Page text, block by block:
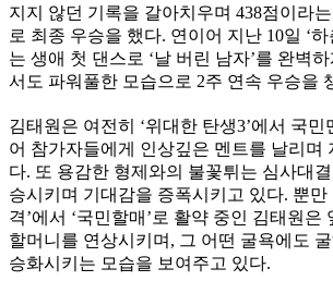
지지 않던 기록을 갈아치우며 438점이라
로 최종 우승을 했다. 연이어 지난 10일 ‘하
는 생애 첫 댄스로 ‘날 버린 남자’를 완벽
서도 파워풀한 모습으로 2주 연속 우승을
김태원은 여전히 ‘위대한 탄생3’에서 국민
어 참가자들에게 인상깊은 멘트를 날리며
다. 또 용감한 형제와의 불꽃튀는 심사대
승시키며 기대감을 증폭시키고 있다. 뿐만
격’에서 ‘국민할매’로 활약 중인 김태원은
할머니를 연상시키며, 그 어떤 굴욕에도
승화시키는 모습을 보여주고 있다.